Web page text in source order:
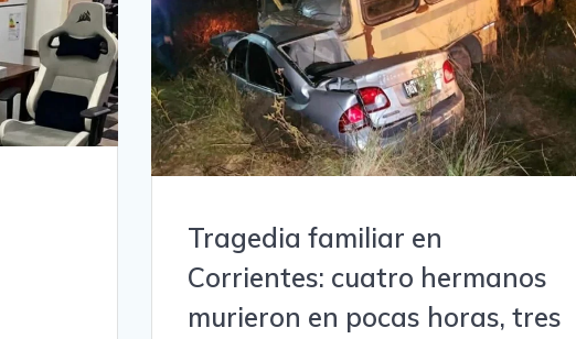
Tragedia familiar en
Corrientes: cuatro hermanos
murieron en pocas horas, tres